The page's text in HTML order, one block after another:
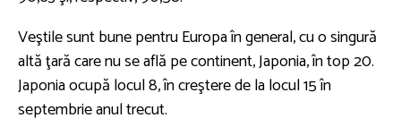
Veştile sunt bune pentru Europa în general, cu o singură
altă ţară care nu se află pe continent, Japonia, în top 20.
Japonia ocupă locul 8, în creştere de la locul 15 în
septembrie anul trecut.